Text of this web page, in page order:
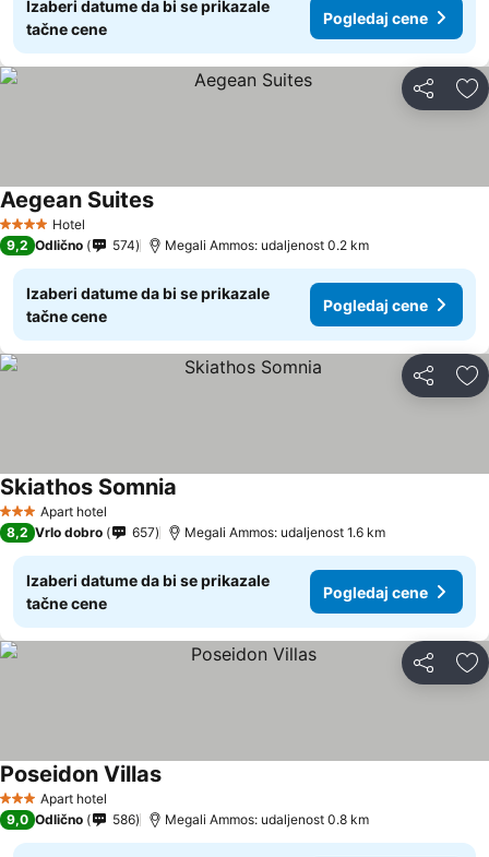
Izaberi datume da bi se prikazale
tačne cene
Pogledaj cene
Deli
4 ZvezdiceHotel
Aegean Suites
9,2 Odlično 574 Megali Ammos: udaljenost 0.2 km
Izaberi datume da bi se prikazale
tačne cene
Pogledaj cene
Deli
3 ZvezdiceApart hotel
Skiathos Somnia
8,2 Vrlo dobro 657 Megali Ammos: udaljenost 1.6 km
Izaberi datume da bi se prikazale
tačne cene
Pogledaj cene
Deli
3 ZvezdiceApart hotel
Poseidon Villas
9,0 Odlično 586 Megali Ammos: udaljenost 0.8 km